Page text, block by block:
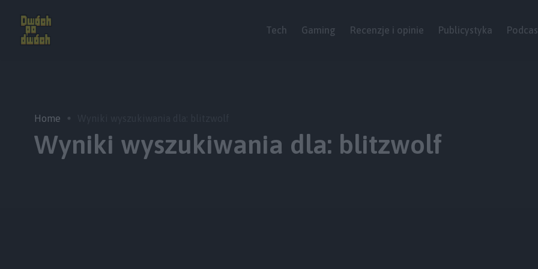
Tech Gaming Recenzje i opinie Publicystyka
Home
Wyniki wyszukiwania dla: blitzwolf